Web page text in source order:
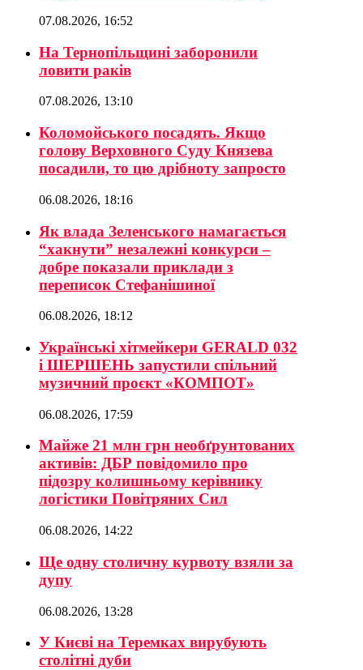
07.08.2026, 16:52
На Тернопільщині заборонили
ловити раків
07.08.2026, 13:10
Коломойського посадять. Якщо
голову Верховного Суду Князева
посадили, то цю дрібноту запросто
06.08.2026, 18:16
Як влада Зеленського намагається
“хакнути” незалежні конкурси –
добре показали приклади з
переписок Стефанішиної
06.08.2026, 18:12
Українські хітмейкери GERALD 032
і ШЕРШЕНЬ запустили спільний
музичний проєкт «КОМПОТ»
06.08.2026, 17:59
Майже 21 млн грн необґрунтованих
активів: ДБР повідомило про
підозру колишньому керівнику
логістики Повітряних Сил
06.08.2026, 14:22
Ще одну столичну курвоту взяли за
дупу
06.08.2026, 13:28
У Києві на Теремках вирубують
столітні дуби